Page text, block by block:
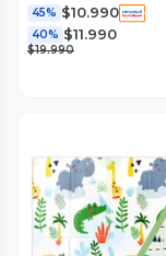
45% $10.990
40% $11.990
$19.990